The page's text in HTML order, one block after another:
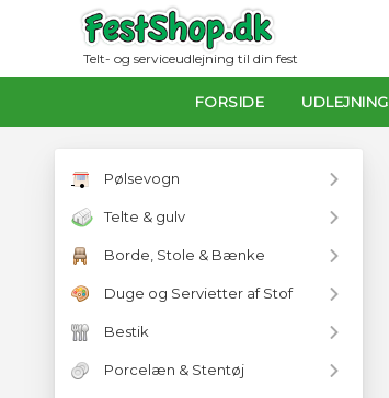
Telt- og serviceudlejning til din fest
FORSIDE UDLEJNING
Pølsevogn
Telte & gulv
Borde, Stole & Bænke
Duge og Servietter af Stof
Bestik
Porcelæn & Stentøj